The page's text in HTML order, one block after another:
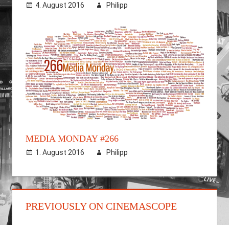
4. August 2016 Philipp
MEDIA MONDAY #266
1. August 2016 Philipp
PREVIOUSLY ON CINEMASCOPE